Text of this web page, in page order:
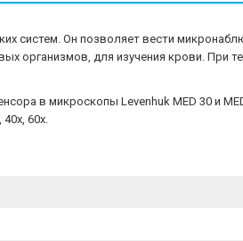
систем. Он позволяет вести
организмов, для изучения крови. При
в микроскопы Levenhuk MED 30 и
60х.